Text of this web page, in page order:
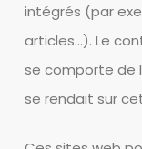
intégrés (par
articles…). Le
se comporte de
se rendait sur